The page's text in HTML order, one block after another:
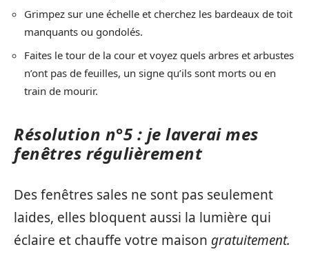
Grimpez sur une échelle et cherchez les bardeaux de toit
manquants ou gondolés.
Faites le tour de la cour et voyez quels arbres et arbustes
n’ont pas de feuilles, un signe qu’ils sont morts ou en
train de mourir.
Résolution n°5 : je laverai mes
fenêtres régulièrement
Des fenêtres sales ne sont pas seulement
laides, elles bloquent aussi la lumière qui
éclaire et chauffe votre maison gratuitement.